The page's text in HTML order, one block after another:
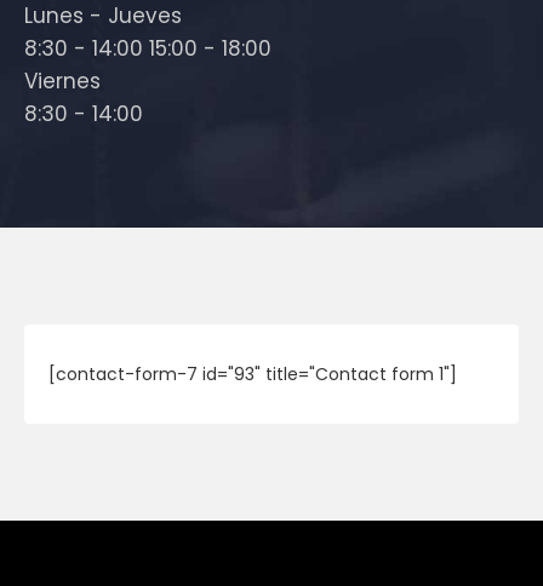
Lunes - Jueves
8:30 - 14:00 15:00 - 18:00
Viernes
8:30 - 14:00
[contact-form-7 id="93" title="Contact form 1"]